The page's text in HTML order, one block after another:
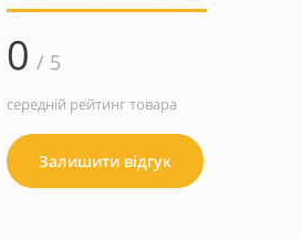
0 / 5
середній рейтинг товара
Залишити відгук